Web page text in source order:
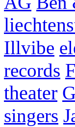
Illvibe
records
theater
singers